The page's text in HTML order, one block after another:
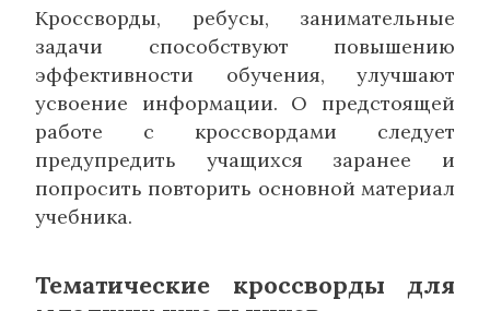
Кроссворды, ребусы, занимательные
задачи способствуют повышению
эффективности обучения, улучшают
усвоение информации. О предстоящей
работе с кроссвордами следует
предупредить учащихся заранее и
попросить повторить основной материал
учебника.
Тематические кроссворды для